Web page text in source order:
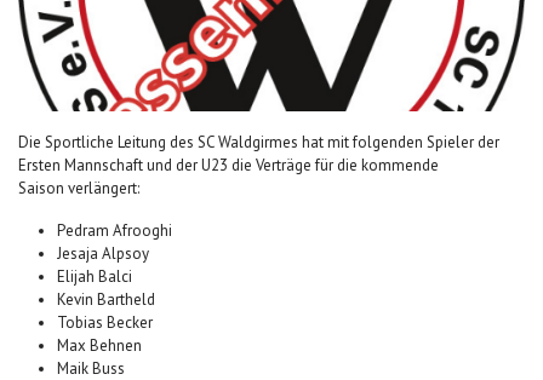
Die Sportliche Leitung des SC Waldgirmes hat mit folgenden Spieler der
Ersten Mannschaft und der U23 die Verträge für die kommende
Saison verlängert:
Pedram Afrooghi
Jesaja Alpsoy
Elijah Balci
Kevin Bartheld
Tobias Becker
Max Behnen
Maik Buss